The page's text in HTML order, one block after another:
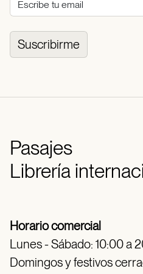
Suscribirme
Pasajes
Librería
Horario comercial
Lunes - Sábado: 10:00 a
Domingos y festivos